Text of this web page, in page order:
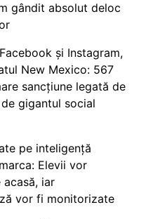
gândit absolut deloc
și Instagram,
New Mexico: 567
sancțiune legată de
gigantul social
pe inteligență
Elevii vor
iar
vor fi monitorizate